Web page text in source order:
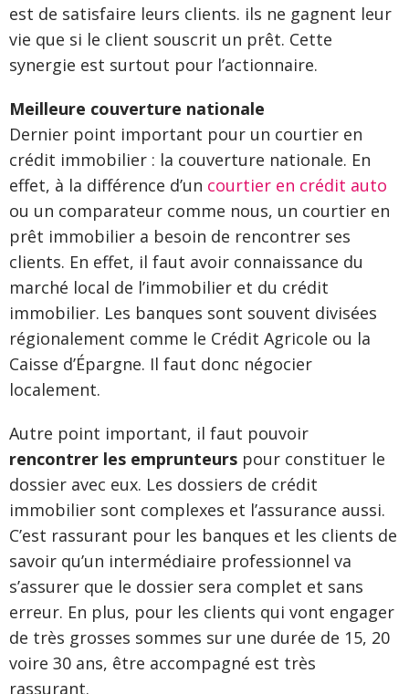
est de satisfaire leurs clients. ils ne gagnent leur
vie que si le client souscrit un prêt. Cette
synergie est surtout pour l’actionnaire.
Meilleure couverture nationale
Dernier point important pour un courtier en
crédit immobilier : la couverture nationale. En
effet, à la différence d’un courtier en crédit auto
ou un comparateur comme nous, un courtier en
prêt immobilier a besoin de rencontrer ses
clients. En effet, il faut avoir connaissance du
marché local de l’immobilier et du crédit
immobilier. Les banques sont souvent divisées
régionalement comme le Crédit Agricole ou la
Caisse d’Épargne. Il faut donc négocier
localement.
Autre point important, il faut pouvoir
rencontrer les emprunteurs pour constituer le
dossier avec eux. Les dossiers de crédit
immobilier sont complexes et l’assurance aussi.
C’est rassurant pour les banques et les clients de
savoir qu’un intermédiaire professionnel va
s’assurer que le dossier sera complet et sans
erreur. En plus, pour les clients qui vont engager
de très grosses sommes sur une durée de 15, 20
voire 30 ans, être accompagné est très
rassurant.